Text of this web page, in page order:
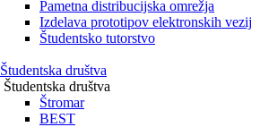
Pametna distribucijska omrežja
Izdelava prototipov elektronskih vezij
Študentsko tutorstvo
Študentska društva
Študentska društva
Štromar
BEST